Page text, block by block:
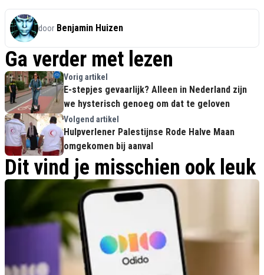
door Benjamin Huizen
Ga verder met lezen
Vorig artikel
E-stepjes gevaarlijk? Alleen in Nederland zijn
we hysterisch genoeg om dat te geloven
Volgend artikel
Hulpverlener Palestijnse Rode Halve Maan
omgekomen bij aanval
Dit vind je misschien ook leuk